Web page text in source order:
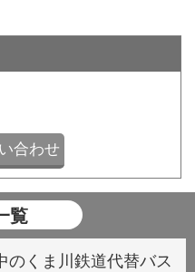
合わせ
覧
のくま川鉄道代替バス